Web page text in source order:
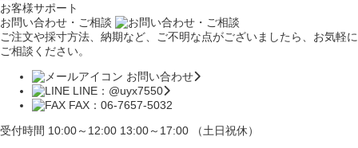
お客様サポート
お問い合わせ・ご相談
ご注文や採寸方法、納期など、ご不明な点がございましたら、お気軽に
ご相談ください。
お問い合わせ
LINE：@uyx7550
FAX：06-7657-5032
受付時間 10:00～12:00 13:00～17:00 （土日祝休）